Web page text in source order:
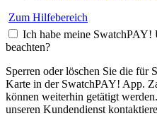
Zum Hilfebereich
Ich habe meine SwatchPAY!
beachten?
Sperren oder löschen Sie die
Karte in der SwatchPAY! App.
können weiterhin getätigt
unseren Kundendienst